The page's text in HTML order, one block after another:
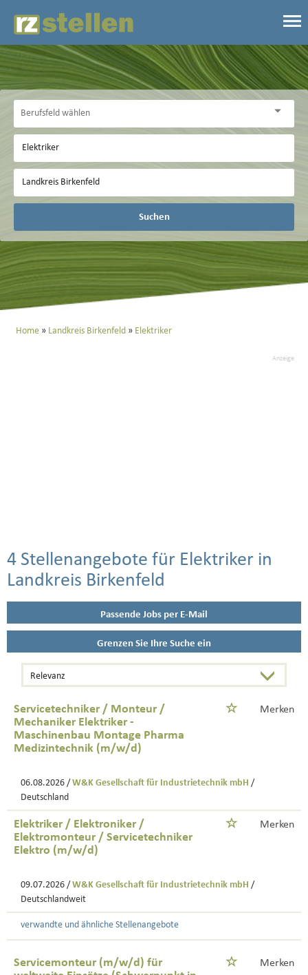
Suchen
Home Landkreis Birkenfeld Elektriker
Anzeige
4 Stellenangebote für Elektriker in
Landkreis Birkenfeld
Passende Jobs per E-Mail
Grenzen Sie Ihre Suche ein
Servicetechniker / Monteur /
Mechaniker Elektriker -
Maschinenbau Montage Pharma
Medizintechnik (m/w/d)
Merken
06.08.2026 / W&K Gesellschaft für Industrietechnik mbH /
Deutschland
Elektriker / Elektroniker /
Elektromonteur / Servicetechniker
Elektro (m/w/d)
Merken
09.07.2026 / W&K Gesellschaft für Industrietechnik mbH /
Deutschlandweit
verwandte und ähnliche Stellenangebote
Servicemonteur (m/w/d) für
Merken